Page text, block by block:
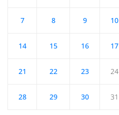
7 8 9 10
14 15 16 17
21 22 23 24
28 29 30 31